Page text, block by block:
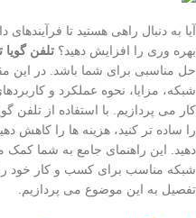
آیا به دنبال راهی هستید تا
بهره وری را افزایش دهید؟ تلفن
حل مناسبی برای شما باشد. در این
شبکه، مزایا، نحوه عملکرد و
کار می پردازیم. با استفاده از تلفن
را ساده تر کنید، هزینه ها را کاهش
دهید. این راهنمای جامع به شما کمک
شبکه مناسب برای کسب و کار خود را
تفصیل به این موضوع می پردازیم.